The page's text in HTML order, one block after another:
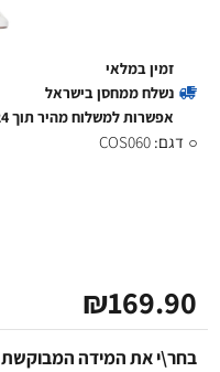
₪169.90
זמין במלאי
נשלח ממחסן בישראל
אפשרות למשלוח מהיר תוך 24 שעות באזורים נבחרים
דגם: COS060
בחר\י את המידה המבוקשת